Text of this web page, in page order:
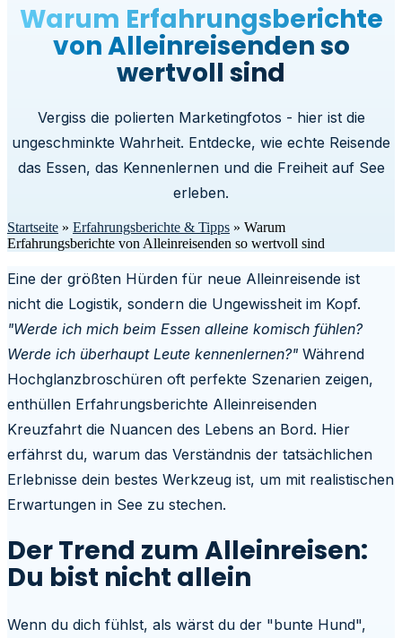
Warum Erfahrungsberichte
von Alleinreisenden so
wertvoll sind
Vergiss die polierten Marketingfotos - hier ist die
ungeschminkte Wahrheit. Entdecke, wie echte Reisende
das Essen, das Kennenlernen und die Freiheit auf See
erleben.
Startseite » Erfahrungsberichte & Tipps » Warum
Erfahrungsberichte von Alleinreisenden so wertvoll sind
Eine der größten Hürden für neue Alleinreisende ist
nicht die Logistik, sondern die Ungewissheit im Kopf.
"Werde ich mich beim Essen alleine komisch fühlen?
Werde ich überhaupt Leute kennenlernen?" Während
Hochglanzbroschüren oft perfekte Szenarien zeigen,
enthüllen Erfahrungsberichte Alleinreisenden
Kreuzfahrt die Nuancen des Lebens an Bord. Hier
erfährst du, warum das Verständnis der tatsächlichen
Erlebnisse dein bestes Werkzeug ist, um mit realistischen
Erwartungen in See zu stechen.
Der Trend zum Alleinreisen:
Du bist nicht allein
Wenn du dich fühlst, als wärst du der "bunte Hund",